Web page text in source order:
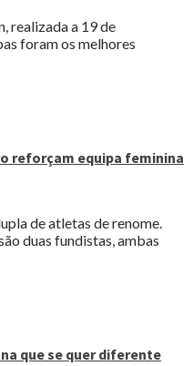
realizada a 19 de
foram os melhores
reforçam equipa feminina
de atletas de renome.
duas fundistas, ambas
que se quer diferente